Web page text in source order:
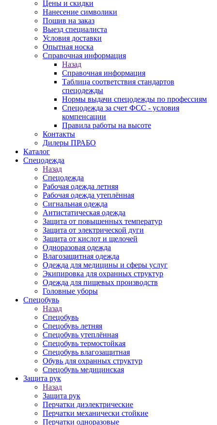
Цены и скидки
Нанесение символики
Пошив на заказ
Выезд специалиста
Условия доставки
Опытная носка
Справочная информация
Назад
Справочная информация
Таблица соответствия стандартов
спецодежды
Нормы выдачи спецодежды по профессиям
Спецодежда за счет ФСС - условия
компенсации
Правила работы на высоте
Контакты
Дилеры ПРАБО
Каталог
Спецодежда
Назад
Спецодежда
Рабочая одежда летняя
Рабочая одежда утеплённая
Сигнальная одежда
Антистатическая одежда
Защита от повышенных температур
Защита от электрической дуги
Защита от кислот и щелочей
Одноразовая одежда
Влагозащитная одежда
Одежда для медицины и сферы услуг
Экипировка для охранных структур
Одежда для пищевых производств
Головные уборы
Спецобувь
Назад
Спецобувь
Спецобувь летняя
Спецобувь утеплённая
Спецобувь термостойкая
Спецобувь влагозащитная
Обувь для охранных структур
Спецобувь медицинская
Защита рук
Назад
Защита рук
Перчатки диэлектрические
Перчатки механически стойкие
Перчатки одноразовые